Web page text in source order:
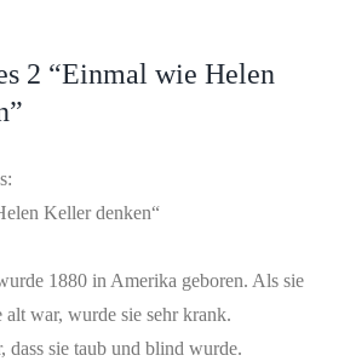
2 “Einmal wie Helen
Keller denken“
1880 in Amerika geboren. Als sie
alt war, wurde sie sehr krank.
dass sie taub und blind wurde.